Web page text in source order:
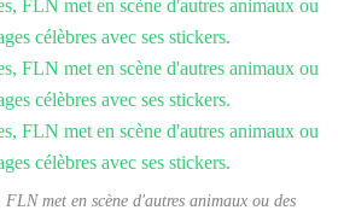
met en scène d'autres animaux ou des